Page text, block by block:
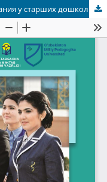
Педагогические условия формирования у старших дошкольников основ экономической культуры